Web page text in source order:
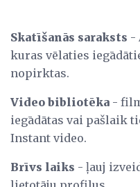
Skatīšanās saraksts -
kuras vēlaties
nopirktas.
Video bibliotēka -
iegādātas vai pašlaik
Instant video.
Brīvs laiks - ļauj